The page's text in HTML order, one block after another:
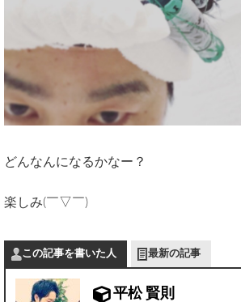
どんなんになるかなー？
楽しみ(￣▽￣)
この記事を書いた人 最新の記事
平松 賢則